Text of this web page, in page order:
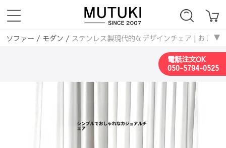
ソファー / モダン / ステンレス製現代的なデザインチェア | おし
電話注文OK
050-5794-0525